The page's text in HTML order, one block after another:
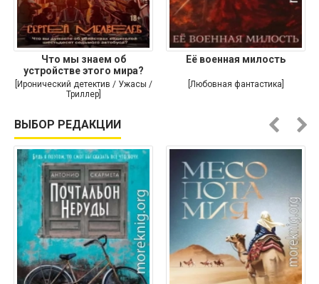
Что мы знаем об
устройстве этого мира?
[Иронический детектив / Ужасы /
Триллер]
Её военная милость
[Любовная фантастика]
ВЫБОР РЕДАКЦИИ